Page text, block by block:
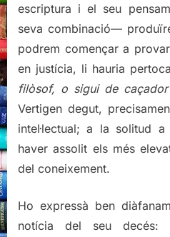
escriptura i el seu
seva combinació—
podrem començar a
en justícia, li hauria
filòsof, o sigui de
Vertigen degut,
intel·lectual; a la solitud
haver assolit els més
del coneixement.
Ho expressà ben
notícia del seu decés: